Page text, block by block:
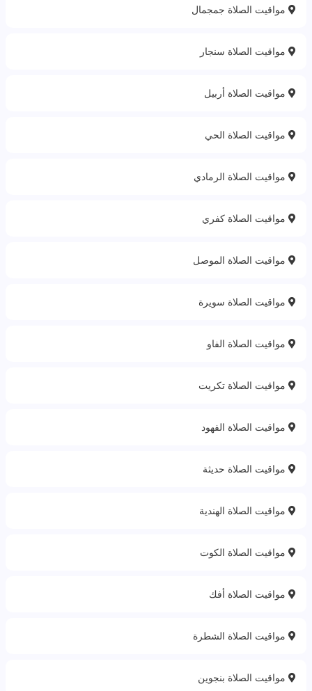
مواقيت الصلاة جمجمال
مواقيت الصلاة سنجار
مواقيت الصلاة أربيل
مواقيت الصلاة الحي
مواقيت الصلاة الرمادي
مواقيت الصلاة كفري
مواقيت الصلاة الموصل
مواقيت الصلاة سويرة
مواقيت الصلاة الفاو
مواقيت الصلاة تكريت
مواقيت الصلاة الفهود
مواقيت الصلاة حديثة
مواقيت الصلاة الهندية
مواقيت الصلاة الكوت
مواقيت الصلاة أفك
مواقيت الصلاة الشطرة
مواقيت الصلاة بنجوين